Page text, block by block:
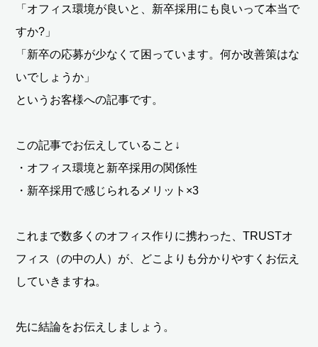
「オフィス環境が良いと、新卒採用にも良いって本当で
すか?」
「新卒の応募が少なくて困っています。何か改善策はな
いでしょうか」
というお客様への記事です。
この記事でお伝えしていること↓
・オフィス環境と新卒採用の関係性
・新卒採用で感じられるメリット×3
これまで数多くのオフィス作りに携わった、TRUSTオ
フィス（の中の人）が、どこよりも分かりやすくお伝え
していきますね。
先に結論をお伝えしましょう。